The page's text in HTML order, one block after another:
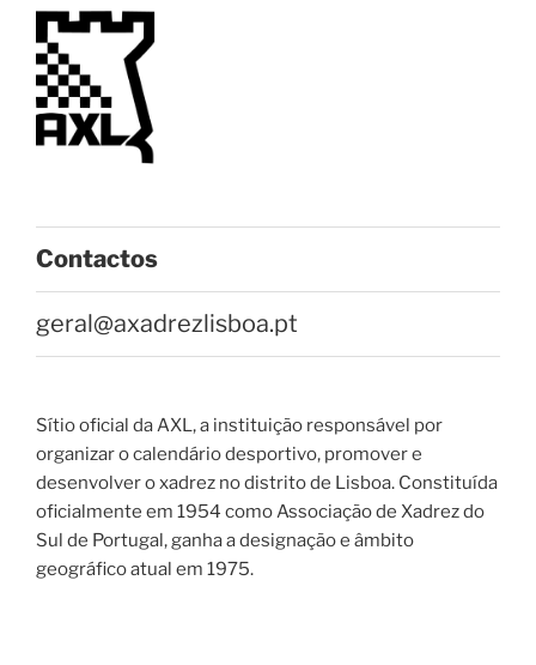
Contactos
geral@axadrezlisboa.pt
Sítio oficial da AXL, a instituição responsável por
organizar o calendário desportivo, promover e
desenvolver o xadrez no distrito de Lisboa. Constituída
oficialmente em 1954 como Associação de Xadrez do
Sul de Portugal, ganha a designação e âmbito
geográfico atual em 1975.